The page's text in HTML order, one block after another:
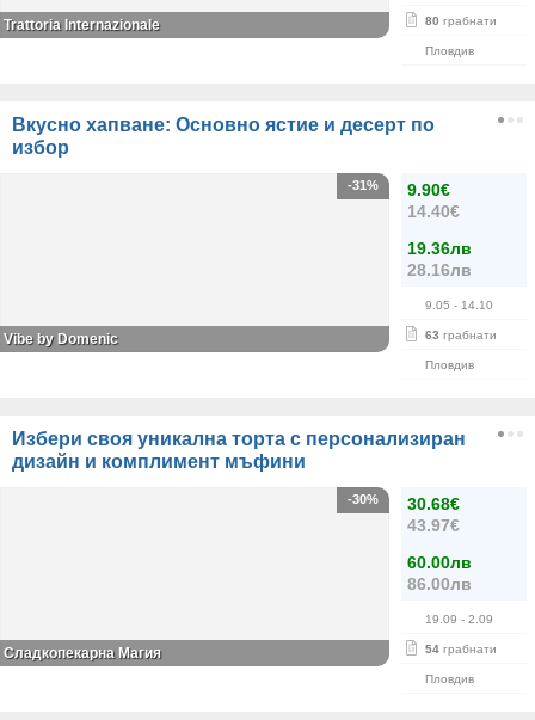
80 грабнати
Пловдив
Trattoria Internazionale
Вкусно хапване: Основно ястие и десерт по
избор
9.90€
14.40€
19.36лв
28.16лв
9.05 - 14.10
63 грабнати
Пловдив
-31%
Vibe by Domenic
Избери своя уникална торта с персонализиран
дизайн и комплимент мъфини
30.68€
43.97€
60.00лв
86.00лв
19.09 - 2.09
54 грабнати
Пловдив
-30%
Сладкопекарна Магия